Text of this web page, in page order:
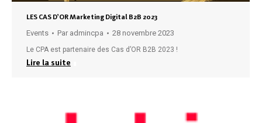
LES CAS D’OR Marketing Digital B2B 2023
Events Par admincpa 28 novembre 2023
Le CPA est partenaire des Cas d’OR B2B 2023 !
Lire la suite